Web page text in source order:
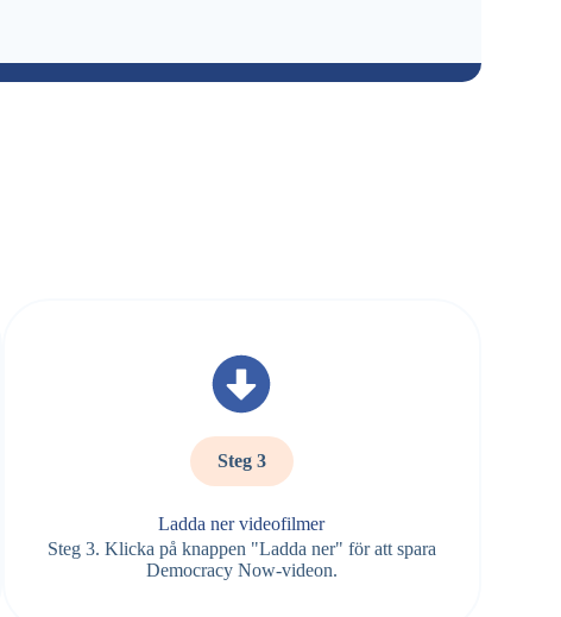
Steg 3
Ladda ner videofilmer
Steg 3. Klicka på knappen "Ladda ner" för att spara
Democracy Now-videon.